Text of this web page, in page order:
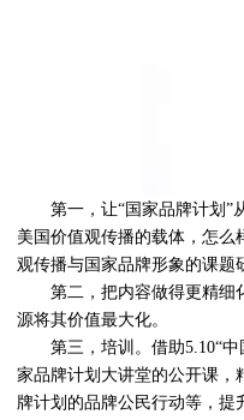
第一，让“国家品牌计划”
美国价值观传播的载体，怎么
观传播与国家品牌形象的课题
第二，把内容做得更精细
源将其价值最大化。
第三，培训。借助5.10“
家品牌计划大讲堂的公开课，
牌计划的品牌公民行动等，提